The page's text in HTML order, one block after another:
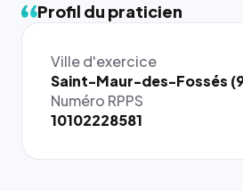
Profil du praticien
Ville d'exercice
Saint-Maur-des-Fossés
Numéro RPPS
10102228581